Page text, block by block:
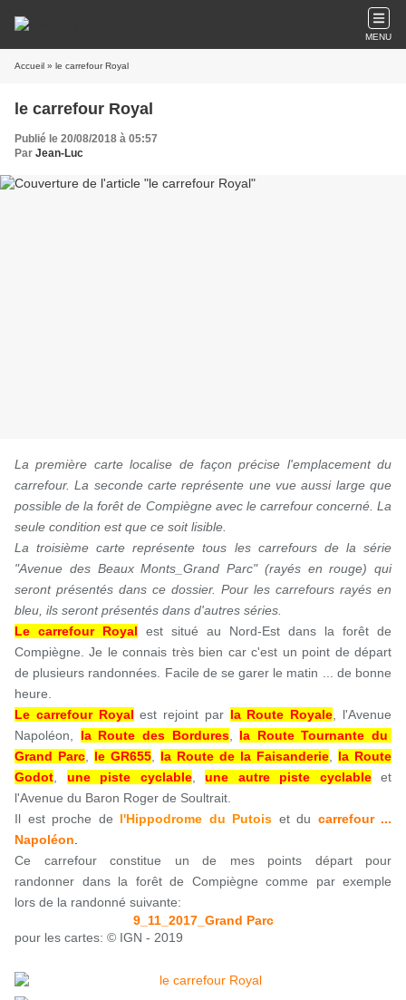
MENU
Accueil » le carrefour Royal
le carrefour Royal
Publié le 20/08/2018 à 05:57
Par Jean-Luc
La première carte localise de façon précise l'emplacement du
carrefour. La seconde carte représente une vue aussi large que
possible de la forêt de Compiègne avec le carrefour concerné. La
seule condition est que ce soit lisible.
La troisième carte représente tous les carrefours de la série
"Avenue des Beaux Monts_Grand Parc" (rayés en rouge) qui
seront présentés dans ce dossier. Pour les carrefours rayés en
bleu, ils seront présentés dans d'autres séries.
Le carrefour Royal est situé au Nord-Est dans la forêt de
Compiègne. Je le connais très bien car c'est un point de départ
de plusieurs randonnées. Facile de se garer le matin ... de bonne
heure.
Le carrefour Royal est rejoint par la Route Royale , l'Avenue
Napoléon, la Route des Bordures, la Route Tournante du
Grand Parc
le GR655 la Route de la Faisanderie
la Route
Godot
une piste cyclable, une autre piste cyclableet
l'Avenue du Baron Roger de Soultrait.
Il est proche de l'Hippodrome du Putois et du carrefour ...
Napoléon
Ce carrefour constitue un de mes points départ pour
randonner dans la forêt de Compiègne comme par exemple
lors de la randonné suivante:
9_11_2017_Grand Parc
pour les cartes: © IGN - 2019